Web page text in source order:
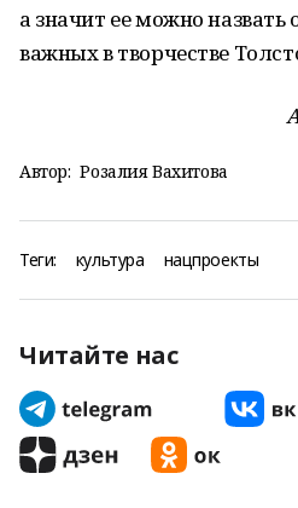
а значит ее можно
важных в творчестве
Автор: Розалия Вахитова
Теги: культура нацпроекты
Читайте нас